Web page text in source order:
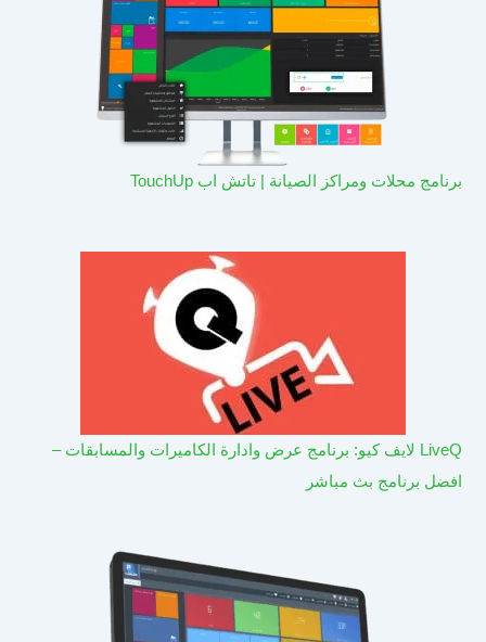
برنامج محلات ومراكز الصيانة | تاتش اب TouchUp
LiveQ لايف كيو: برنامج عرض وادارة الكاميرات والمسابقات –
افضل برنامج بث مباشر